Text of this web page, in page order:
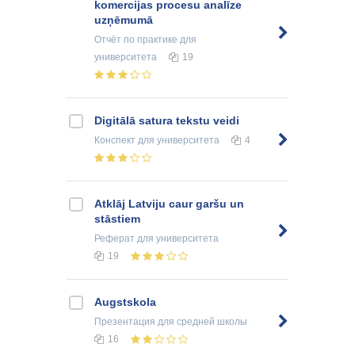
komercijas procesu analīze
uzņēmumā
Отчёт по практике для
университета
19
Digitālā satura tekstu veidi
Конспект для университета 4
Atklāj Latviju caur garšu un
stāstiem
Реферат для университета
19
Augstskola
Презентация для средней школы
16